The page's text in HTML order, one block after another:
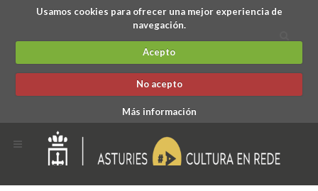
Usamos cookies para ofrecer una mejor experiencia de
navegación.
Acepto
No acepto
Más información